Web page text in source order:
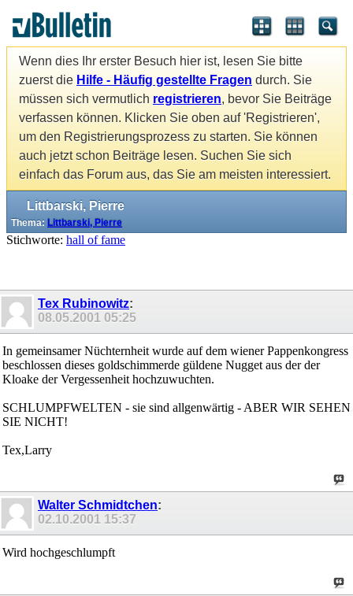
Wenn dies Ihr erster Besuch hier ist, lesen Sie bitte
zuerst die Hilfe - Häufig gestellte Fragen durch. Sie
müssen sich vermutlich registrieren, bevor Sie Beiträge
verfassen können. Klicken Sie oben auf 'Registrieren',
um den Registrierungsprozess zu starten. Sie können
auch jetzt schon Beiträge lesen. Suchen Sie sich
einfach das Forum aus, das Sie am meisten interessiert.
Littbarski, Pierre
Thema: Littbarski, Pierre
Stichworte: hall of fame
Tex Rubinowitz:
08.05.2001 05:25
In gemeinsamer Nüchternheit wurde auf dem wiener Pappenkongress
beschlossen dieses goldschimmerde güldene Nugget aus der der
Kloake der Vergessenheit hochzuwuchten.
SCHLUMPFWELTEN - sie sind allgenwärtig - ABER WIR SEHEN
SIE NICHT!
Tex,Larry
Walter Schmidtchen:
02.10.2001 15:37
Wird hochgeschlumpft